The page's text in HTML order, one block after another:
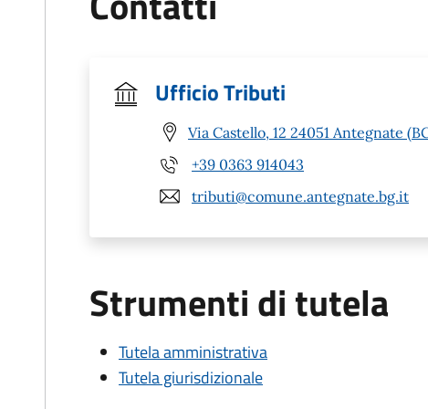
Ufficio Tributi
Via Castello, 12 24051 Antegnate
+39 0363 914043
tributi@comune.antegnate.bg.it
Strumenti di tutela
Tutela amministrativa
Tutela giurisdizionale